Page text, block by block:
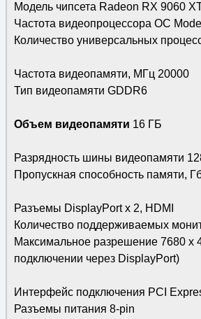
Модель чипсета Radeon RX 9060
Частота видеопроцессора OC
Количество универсальных
Частота видеопамяти, МГц 20000
Тип видеопамяти GDDR6
Объем видеопамяти 16 ГБ
Разрядность шины видеопамяти
Пропускная способность памяти,
Разъемы DisplayPort x 2, HDMI
Количество поддерживаемых
Максимальное разрешение 7680 x
подключении через DisplayPort)
Интерфейс подключения PCI
Разъемы питания 8-pin